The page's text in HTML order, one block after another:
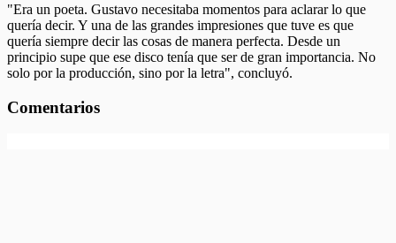
"Era un poeta. Gustavo necesitaba momentos para aclarar lo que
quería decir. Y una de las grandes impresiones que tuve es que
quería siempre decir las cosas de manera perfecta. Desde un
principio supe que ese disco tenía que ser de gran importancia. No
solo por la producción, sino por la letra", concluyó.
Comentarios